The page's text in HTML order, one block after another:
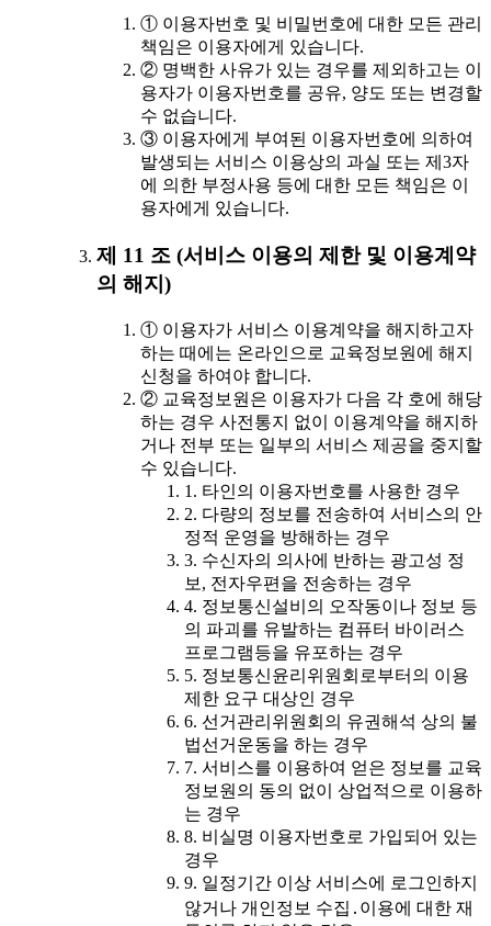
① 이용자번호 및 비밀번호에 대한 모든 관리
책임은 이용자에게 있습니다.
② 명백한 사유가 있는 경우를 제외하고는 이
용자가 이용자번호를 공유, 양도 또는 변경할
수 없습니다.
③ 이용자에게 부여된 이용자번호에 의하여
발생되는 서비스 이용상의 과실 또는 제3자
에 의한 부정사용 등에 대한 모든 책임은 이
용자에게 있습니다.
제 11 조 (서비스 이용의 제한 및 이용계약
의 해지)
① 이용자가 서비스 이용계약을 해지하고자
하는 때에는 온라인으로 교육정보원에 해지
신청을 하여야 합니다.
② 교육정보원은 이용자가 다음 각 호에 해당
하는 경우 사전통지 없이 이용계약을 해지하
거나 전부 또는 일부의 서비스 제공을 중지할
수 있습니다.
1. 타인의 이용자번호를 사용한 경우
2. 다량의 정보를 전송하여 서비스의 안
정적 운영을 방해하는 경우
3. 수신자의 의사에 반하는 광고성 정
보, 전자우편을 전송하는 경우
4. 정보통신설비의 오작동이나 정보 등
의 파괴를 유발하는 컴퓨터 바이러스
프로그램등을 유포하는 경우
5. 정보통신윤리위원회로부터의 이용
제한 요구 대상인 경우
6. 선거관리위원회의 유권해석 상의 불
법선거운동을 하는 경우
7. 서비스를 이용하여 얻은 정보를 교육
정보원의 동의 없이 상업적으로 이용하
는 경우
8. 비실명 이용자번호로 가입되어 있는
경우
9. 일정기간 이상 서비스에 로그인하지
않거나 개인정보 수집․이용에 대한 재